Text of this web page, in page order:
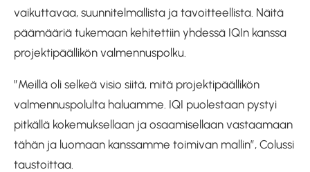
vaikuttavaa, suunnitelmallista ja tavoitteellista. Näitä
päämääriä tukemaan kehitettiin yhdessä IQIn kanssa
projektipäällikön valmennuspolku.
”Meillä oli selkeä visio siitä, mitä projektipäällikön
valmennuspolulta haluamme. IQI puolestaan pystyi
pitkällä kokemuksellaan ja osaamisellaan vastaamaan
tähän ja luomaan kanssamme toimivan mallin”, Colussi
taustoittaa.